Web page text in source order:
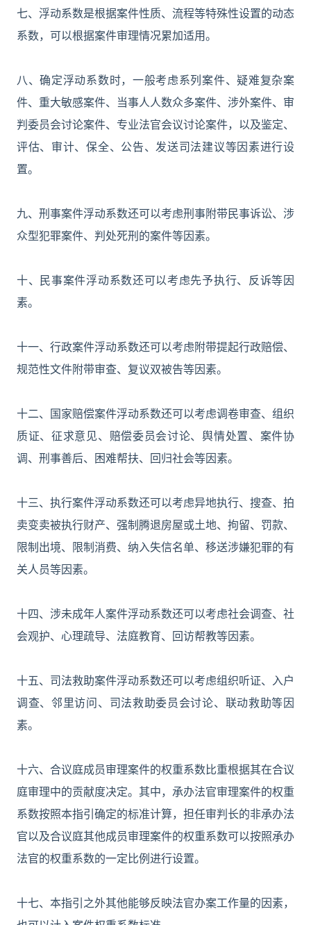
七、浮动系数是根据案件性质、流程等特殊性设置的动态
系数，可以根据案件审理情况累加适用。
八、确定浮动系数时，一般考虑系列案件、疑难复杂案
件、重大敏感案件、当事人人数众多案件、涉外案件、审
判委员会讨论案件、专业法官会议讨论案件，以及鉴定、
评估、审计、保全、公告、发送司法建议等因素进行设
置。
九、刑事案件浮动系数还可以考虑刑事附带民事诉讼、涉
众型犯罪案件、判处死刑的案件等因素。
十、民事案件浮动系数还可以考虑先予执行、反诉等因
素。
十一、行政案件浮动系数还可以考虑附带提起行政赔偿、
规范性文件附带审查、复议双被告等因素。
十二、国家赔偿案件浮动系数还可以考虑调卷审查、组织
质证、征求意见、赔偿委员会讨论、舆情处置、案件协
调、刑事善后、困难帮扶、回归社会等因素。
十三、执行案件浮动系数还可以考虑异地执行、搜查、拍
卖变卖被执行财产、强制腾退房屋或土地、拘留、罚款、
限制出境、限制消费、纳入失信名单、移送涉嫌犯罪的有
关人员等因素。
十四、涉未成年人案件浮动系数还可以考虑社会调查、社
会观护、心理疏导、法庭教育、回访帮教等因素。
十五、司法救助案件浮动系数还可以考虑组织听证、入户
调查、邻里访问、司法救助委员会讨论、联动救助等因
素。
十六、合议庭成员审理案件的权重系数比重根据其在合议
庭审理中的贡献度决定。其中，承办法官审理案件的权重
系数按照本指引确定的标准计算，担任审判长的非承办法
官以及合议庭其他成员审理案件的权重系数可以按照承办
法官的权重系数的一定比例进行设置。
十七、本指引之外其他能够反映法官办案工作量的因素，